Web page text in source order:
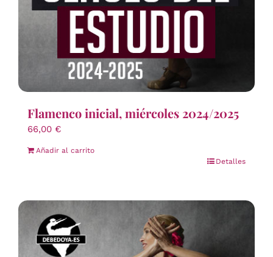
Flamenco inicial, miércoles 2024/2025
66,00 €
Añadir al carrito
Detalles